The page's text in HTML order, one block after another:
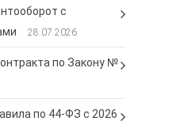
с
28.07.2026
по Закону №
по 44-ФЗ с 2026